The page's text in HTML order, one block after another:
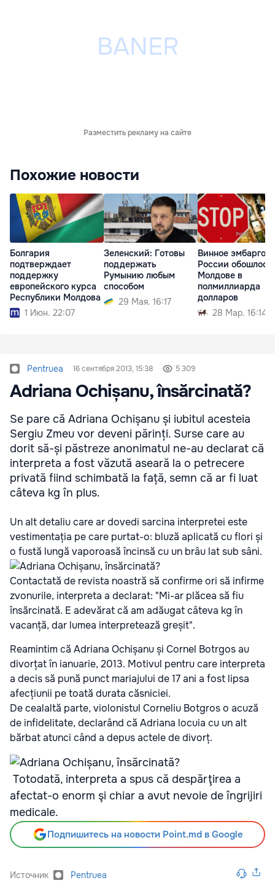
Разместить рекламу на сайте
Похожие новости
Болгария
подтверждает
поддержку
европейского курса
Республики Молдова
1 Июн. 22:07
Зеленский: Готовы
поддержать
Румынию любым
способом
29 Мая. 16:17
Винное эмбарго
России обошлось
Молдове в
полмиллиарда
долларов
28 Мар. 16:14
Pentruea 16 сентября 2013, 15:38 5 309
Adriana Ochișanu, însărcinată?
Se pare că Adriana Ochișanu și iubitul acesteia
Sergiu Zmeu vor deveni părinți. Surse care au
dorit să-și păstreze anonimatul ne-au declarat că
interpreta a fost văzută aseară la o petrecere
privată fiind schimbată la față, semn că ar fi luat
câteva kg în plus.
Un alt detaliu care ar dovedi sarcina interpretei este
vestimentația pe care purtat-o: bluză aplicată cu flori și
o fustă lungă vaporoasă încinsă cu un brâu lat sub sâni.
Contactată de revista noastră să confirme ori să infirme
zvonurile, interpreta a declarat: "Mi-ar plăcea să fiu
însărcinată. E adevărat că am adăugat câteva kg în
vacanță, dar lumea interpretează greșit".
Reamintim că Adriana Ochișanu și Cornel Botrgos au
divorțat în ianuarie, 2013. Motivul pentru care interpreta
a decis să pună punct mariajului de 17 ani a fost lipsa
afecțiunii pe toată durata căsniciei.
De cealaltă parte, violonistul Corneliu Botgros o acuză
de infidelitate, declarând că Adriana locuia cu un alt
bărbat atunci când a depus actele de divorț.
Totodată, interpreta a spus că despărţirea a
afectat-o enorm şi chiar a avut nevoie de îngrijiri
medicale.
Подпишитесь на новости Point.md в Google
Источник Pentruea